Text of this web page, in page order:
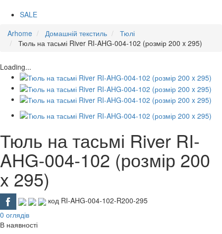
SALE
Arhome
Домашній текстиль
Тюлі
Тюль на тасьмі River RI-AHG-004-102 (розмір 200 x 295)
Loading...
Тюль на тасьмі River RI-
AHG-004-102 (розмір 200
x 295)
код RI-AHG-004-102-R200-295
0 оглядів
В наявності